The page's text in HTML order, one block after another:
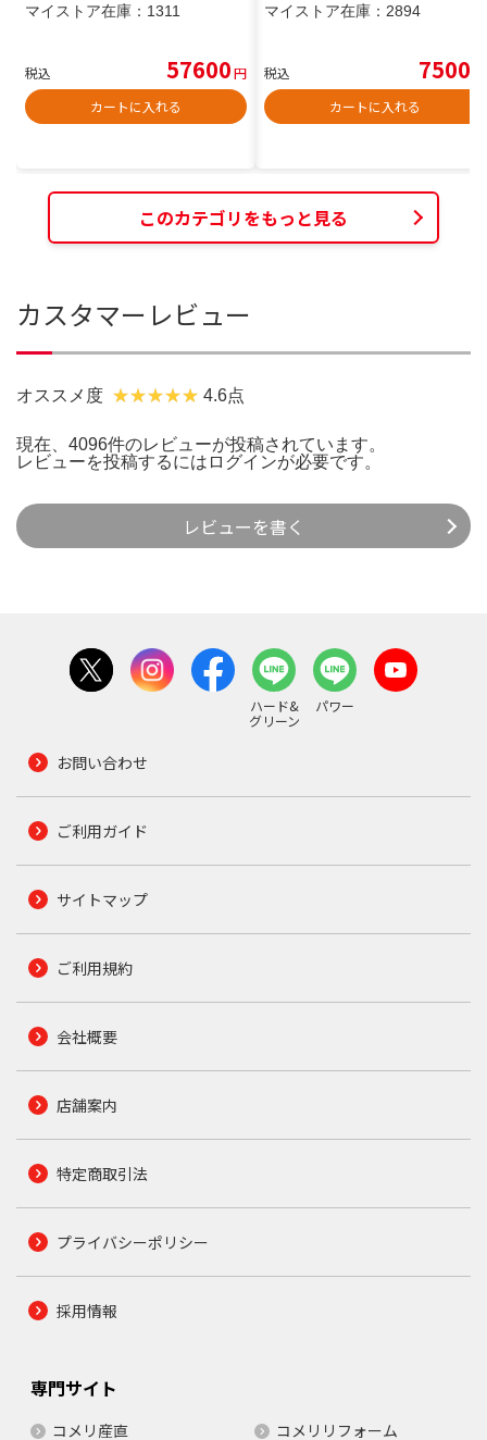
マイストア在庫： 1311
税込 57600円
カートに入れる
マイストア在庫： 2894
税込 7500
カートに入れる
このカテゴリをもっと見る
カスタマーレビュー
オススメ度 4.6点
現在、4096件のレビューが投稿されています。
レビューを投稿するには ログインが必要です。
レビューを書く
ハード&
グリーン
パワー
お問い合わせ
ご利用ガイド
サイトマップ
ご利用規約
会社概要
店舗案内
特定商取引法
プライバシーポリシー
採用情報
専門サイト
コメリ産直 コメリリフォーム